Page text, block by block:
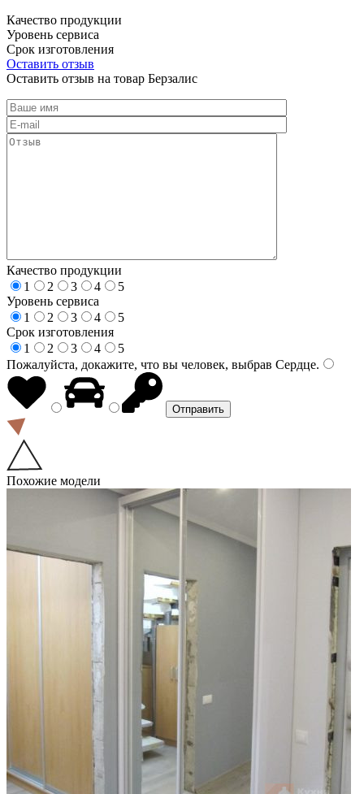
Качество продукции
Уровень сервиса
Срок изготовления
Оставить отзыв
Оставить отзыв на товар Берзалис
Качество продукции
1
2 3 4
5
Уровень сервиса
1
2 3 4
5
Срок изготовления
1
2 3 4
5
Пожалуйста, докажите, что вы человек, выбрав Сердце.
Похожие модели